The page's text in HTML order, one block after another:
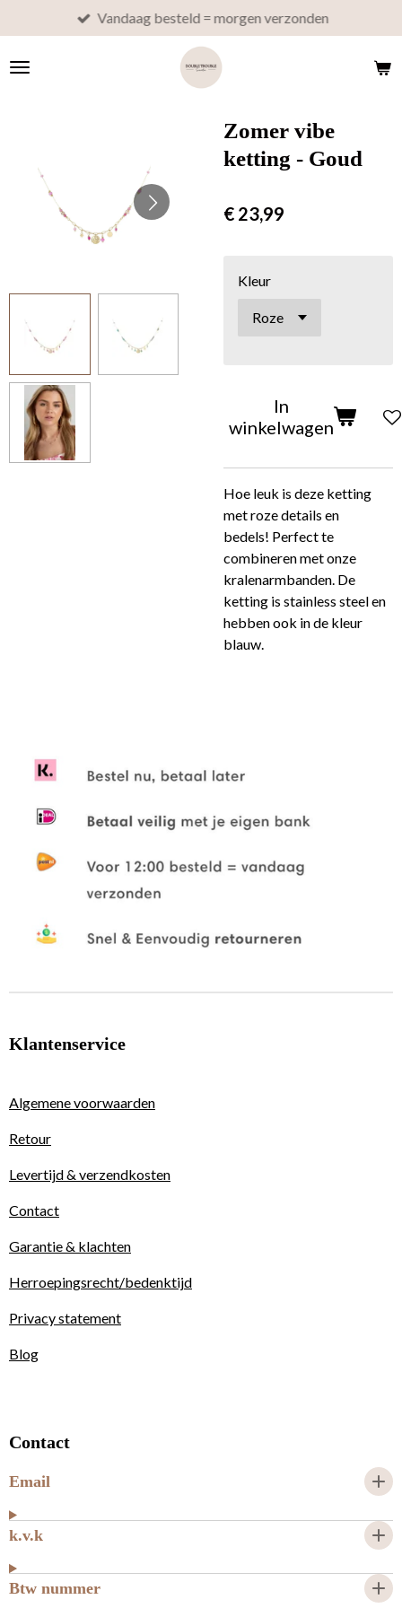
direct
naar
Vandaag besteld = morgen verzonden
Zomer vibe
ketting - Goud
€ 23,99
Kleur
In
winkelwagen
Hoe leuk is deze ketting
met roze details en
bedels! Perfect te
combineren met onze
kralenarmbanden. De
ketting is stainless steel en
hebben ook in de kleur
blauw.
Klantenservice
Algemene voorwaarden
Retour
Levertijd & verzendkosten
Contact
Garantie & klachten
Herroepingsrecht/bedenktijd
Privacy statement
Blog
Contact
Email
k.v.k
Btw nummer